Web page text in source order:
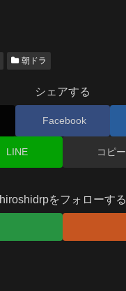
朝ドラ
シェアする
Facebook
LINE コピー
hiroshidrpをフォローする